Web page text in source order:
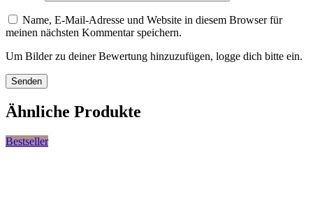
Name, E-Mail-Adresse und Website in diesem Browser für
meinen nächsten Kommentar speichern.
Um Bilder zu deiner Bewertung hinzuzufügen, logge dich bitte ein.
Ähnliche Produkte
Bestseller